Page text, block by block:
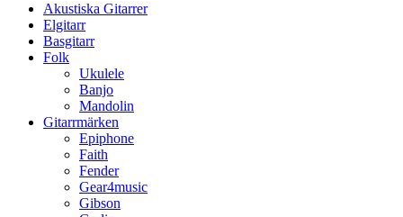
Akustiska Gitarrer
Elgitarr
Basgitarr
Folk
Ukulele
Banjo
Mandolin
Gitarrmärken
Epiphone
Faith
Fender
Gear4music
Gibson